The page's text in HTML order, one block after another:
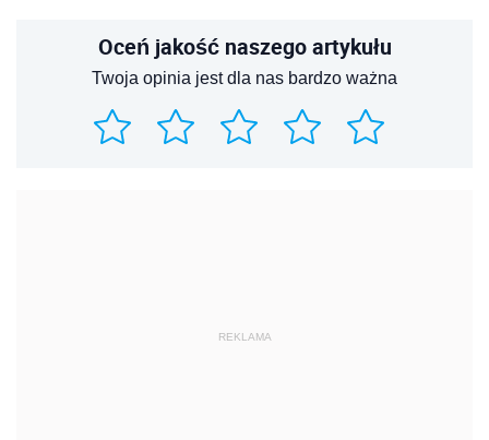
Oceń jakość naszego artykułu
Twoja opinia jest dla nas bardzo ważna
REKLAMA